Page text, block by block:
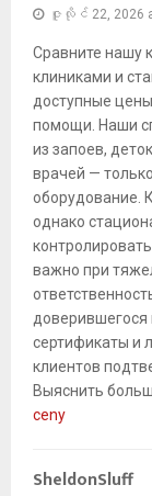
ဇူလိုင် 22, 2026
Сравните нашу
клиниками и
доступные
помощи. Наши
из запоев,
врачей —
оборудование.
однако
важно при
доверившегося
сертификаты и
клиентов
Выяснить
ceny
SheldonSluff